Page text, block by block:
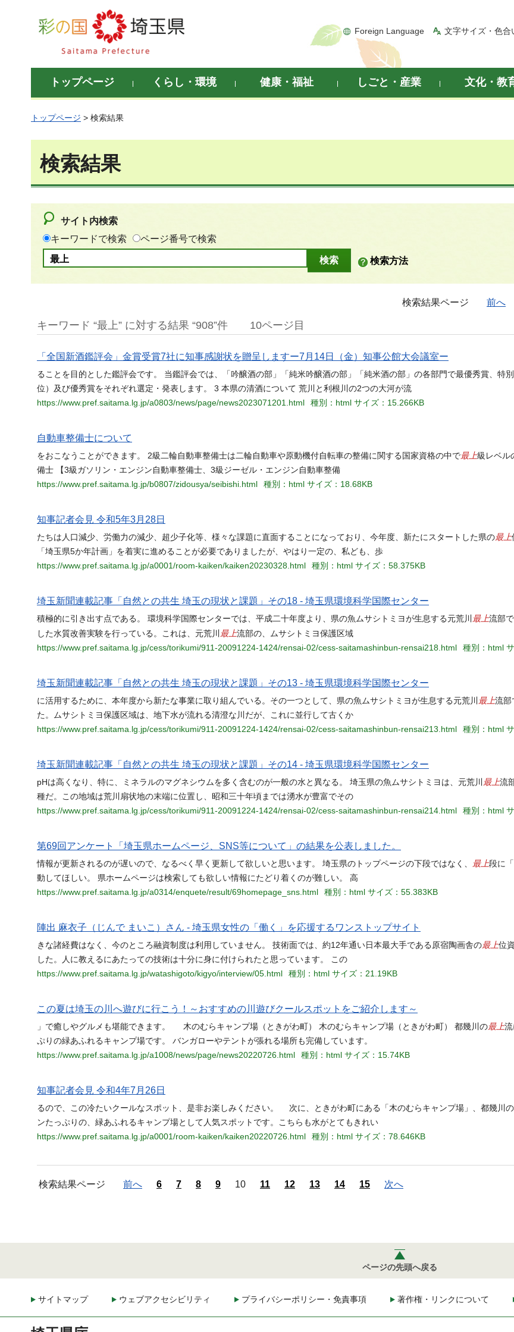
彩の国 埼玉県
Foreign Language 文字サイズ・色合
トップページ くらし・環境 健康・福祉 しごと・産業 文化・教
トップページ > 検索結果
検索結果
サイト内検索
キーワードで検索
ページ番号で検索
検索方法
検索結果ページ 前へ
キーワード “最上” に対する結果 “908”件 10ページ目
「全国新酒鑑評会」金賞受賞7社に知事感謝状を贈呈しますー7月14日（金）知事公館大会議室ー
ることを目的とした鑑評会です。 当鑑評会では、「吟醸酒の部」「純米吟醸酒の部」「純米酒の部」の各部門で最優秀賞、特
位）及び優秀賞をそれぞれ選定・発表します。 3 本県の清酒について 荒川と利根川の2つの大河が流
https://www.pref.saitama.lg.jp/a0803/news/page/news2023071201.html
種別：html サイズ：15.266KB
自動車整備士について
をおこなうことができます。 2級二輪自動車整備士は二輪自動車や原動機付自転車の整備に関する国家資格の中で最上級レベル
備士 【3級ガソリン・エンジン自動車整備士、3級ジーゼル・エンジン自動車整備
https://www.pref.saitama.lg.jp/b0807/zidousya/seibishi.html
種別：html サイズ：18.68KB
知事記者会見 令和5年3月28日
たちは人口減少、労働力の減少、超少子化等、様々な課題に直面することになっており、今年度、新たにスタートした県の最上
「埼玉県5か年計画」を着実に進めることが必要でありましたが、やはり一定の、私ども、歩
https://www.pref.saitama.lg.jp/a0001/room-kaiken/kaiken20230328.html
種別：html サイズ：58.375KB
埼玉新聞連載記事「自然との共生 埼玉の現状と課題」その18 - 埼玉県環境科学国際センター
積極的に引き出す点である。 環境科学国際センターでは、平成二十年度より、県の魚ムサシトミヨが生息する元荒川 最上流部
した水質改善実験を行っている。これは、元荒川 最上流部の、ムサシトミヨ保護区域
https://www.pref.saitama.lg.jp/cess/torikumi/911-20091224-1424/rensai-02/cess-saitamashinbun-rensai218.html
種別：html
埼玉新聞連載記事「自然との共生 埼玉の現状と課題」その13 - 埼玉県環境科学国際センター
に活用するために、本年度から新たな事業に取り組んでいる。その一つとして、県の魚ムサシトミヨが生息する元荒川 最上流部
た。ムサシトミヨ保護区域は、地下水が流れる清澄な川だが、これに並行して古くか
https://www.pref.saitama.lg.jp/cess/torikumi/911-20091224-1424/rensai-02/cess-saitamashinbun-rensai213.html
種別：html
埼玉新聞連載記事「自然との共生 埼玉の現状と課題」その14 - 埼玉県環境科学国際センター
pHは高くなり、特に、ミネラルのマグネシウムを多く含むのが一般の水と異なる。 埼玉県の魚ムサシトミヨは、元荒川 最上流
種だ。この地域は荒川扇状地の末端に位置し、昭和三十年頃までは湧水が豊富でその
https://www.pref.saitama.lg.jp/cess/torikumi/911-20091224-1424/rensai-02/cess-saitamashinbun-rensai214.html
種別：html
第69回アンケート「埼玉県ホームページ、SNS等について」の結果を公表しました。
情報が更新されるのが遅いので、なるべく早く更新して欲しいと思います。 埼玉県のトップページの下段ではなく、 最上段に
動してほしい。 県ホームページは検索しても欲しい情報にたどり着くのが難しい。 高
https://www.pref.saitama.lg.jp/a0314/enquete/result/69homepage_sns.html
種別：html サイズ：55.383KB
陣出 麻衣子（じんで まいこ）さん - 埼玉県女性の「働く」を応援するワンストップサイト
きな諸経費はなく、今のところ融資制度は利用していません。 技術面では、約12年通い日本最大手である原宿陶画舎の最上位
した。人に教えるにあたっての技術は十分に身に付けられたと思っています。 この
https://www.pref.saitama.lg.jp/watashigoto/kigyo/interview/05.html
種別：html サイズ：21.19KB
この夏は埼玉の川へ遊びに行こう！～おすすめの川遊びクールスポットをご紹介します～
」で癒しやグルメも堪能できます。 木のむらキャンプ場（ときがわ町） 木のむらキャンプ場（ときがわ町） 都幾川の最上
ぷりの緑あふれるキャンプ場です。 バンガローやテントが張れる場所も完備しています。
https://www.pref.saitama.lg.jp/a1008/news/page/news20220726.html
種別：html サイズ：15.74KB
知事記者会見 令和4年7月26日
るので、この冷たいクールなスポット、是非お楽しみください。 次に、ときがわ町にある「木のむらキャンプ場」、都幾川の
ンたっぷりの、緑あふれるキャンプ場として人気スポットです。こちらも水がとてもきれい
https://www.pref.saitama.lg.jp/a0001/room-kaiken/kaiken20220726.html
種別：html サイズ：78.646KB
検索結果ページ 前へ 6 7 8 9 10 11 12 13 14 15 次へ
ページの先頭へ戻る
サイトマップ ウェブアクセシビリティ プライバシーポリシー・免責事項 著作権・リンクについて